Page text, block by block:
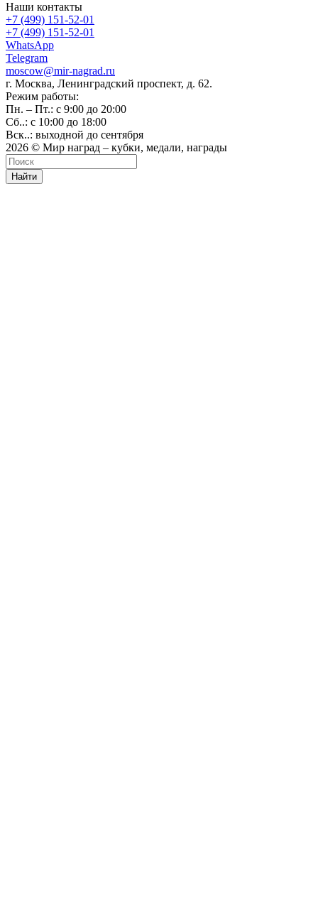
Наши контакты
+7 (499) 151-52-01
+7 (499) 151-52-01
WhatsApp
Telegram
moscow@mir-nagrad.ru
г. Москва, Ленинградский проспект, д. 62.
Режим работы:
Пн. – Пт.: с 9:00 до 20:00
Сб..: с 10:00 до 18:00
Вск..: выходной до сентября
2026 © Мир наград – кубки, медали, награды
Найти